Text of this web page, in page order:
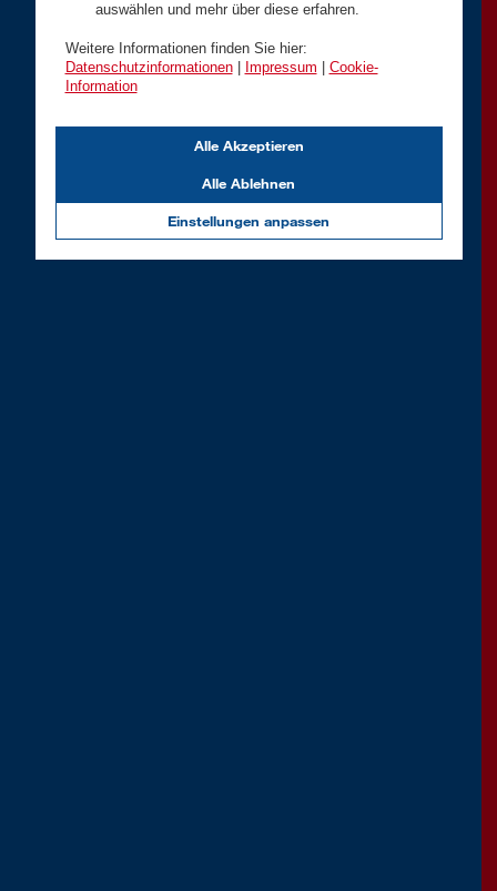
auswählen und mehr über diese erfahren.
Weitere Informationen finden Sie hier:
Datenschutzinformationen| Impressum
Cookie-
Information
Einstellungen anpassen
Alle Ablehnen
Alle Akzeptieren